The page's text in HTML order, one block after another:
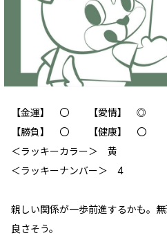
【金運】 〇 【愛情】 ◎
【勝負】 〇 【健康】 〇
＜ラッキーカラー＞ 黄
＜ラッキーナンバー＞ 4
親しい関係が一歩前進するかも。
良さそう。